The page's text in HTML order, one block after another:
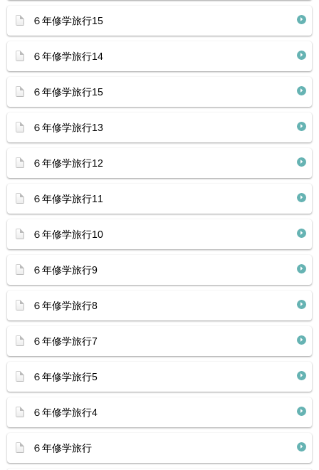
６年修学旅行15
６年修学旅行14
６年修学旅行15
６年修学旅行13
６年修学旅行12
６年修学旅行11
６年修学旅行10
６年修学旅行9
６年修学旅行8
６年修学旅行7
６年修学旅行5
６年修学旅行4
６年修学旅行